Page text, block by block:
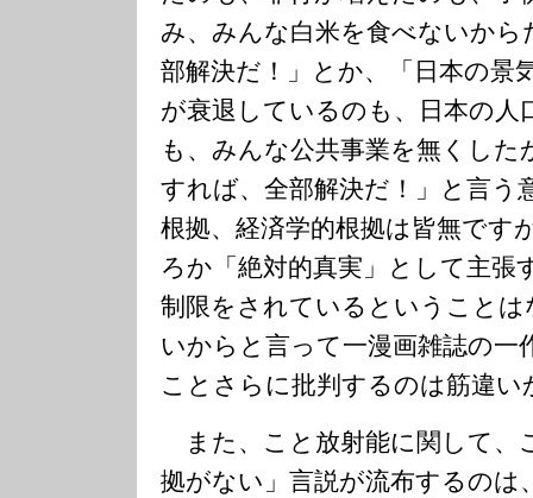
み、みんな白米を食べないから
部解決だ！」とか、「日本の景
が衰退しているのも、日本の人
も、みんな公共事業を無くした
すれば、全部解決だ！」と言う
根拠、経済学的根拠は皆無です
ろか「絶対的真実」として主張
制限をされているということは
いからと言って一漫画雑誌の一
ことさらに批判するのは筋違
また、こと放射能に関して、
拠がない」言説が流布するのは